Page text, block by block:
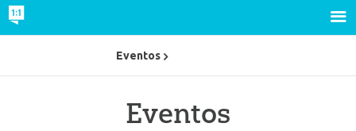
Eventos
Eventos